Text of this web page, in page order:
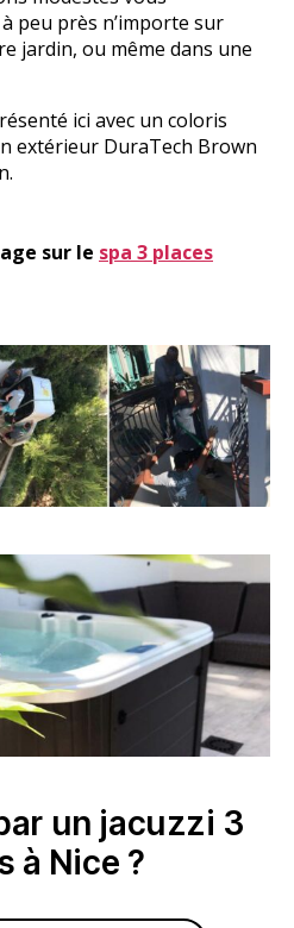
peu près n’importe sur
jardin, ou même dans une
ici avec un coloris
extérieur DuraTech Brown
sur le spa 3 places
un jacuzzi 3
à Nice ?